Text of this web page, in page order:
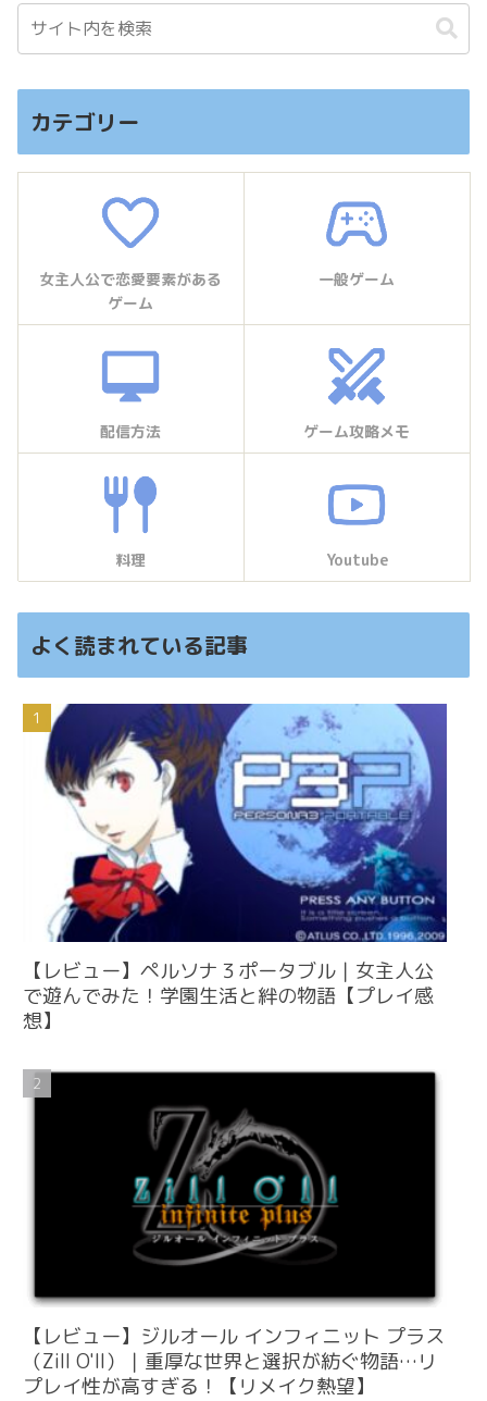
カテゴリー
女主人公で恋愛要素がある
ゲーム
一般ゲーム
配信方法 ゲーム攻略メモ
料理 Youtube
よく読まれている記事
【レビュー】ペルソナ３ポータブル｜女主人公
で遊んでみた！学園生活と絆の物語【プレイ感
想】
【レビュー】ジルオール インフィニット プラス
（Zill O'll）｜重厚な世界と選択が紡ぐ物語…リ
プレイ性が高すぎる！【リメイク熱望】